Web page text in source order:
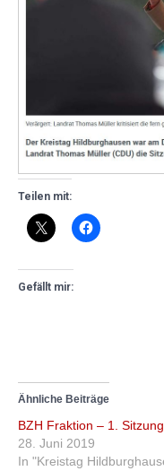
Teilen mit:
Gefällt mir:
Ähnliche Beiträge
BZH Fraktion – 1.
28. Juni 2019
In "Kreistag